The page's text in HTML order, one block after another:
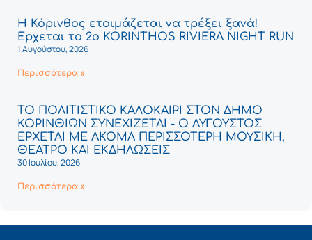
Η Κόρινθος ετοιμάζεται να τρέξει ξανά!
Έρχεται το 2ο KORINTHOS RIVIERA NIGHT RUN
1 Αυγούστου, 2026
Περισσότερα »
ΤΟ ΠΟΛΙΤΙΣΤΙΚΟ ΚΑΛΟΚΑΙΡΙ ΣΤΟΝ ΔΗΜΟ
ΚΟΡΙΝΘΙΩΝ ΣΥΝΕΧΙΖΕΤΑΙ - Ο ΑΥΓΟΥΣΤΟΣ
ΕΡΧΕΤΑΙ ΜΕ ΑΚΟΜΑ ΠΕΡΙΣΣΟΤΕΡΗ ΜΟΥΣΙΚΗ,
ΘΕΑΤΡΟ ΚΑΙ ΕΚΔΗΛΩΣΕΙΣ
30 Ιουλίου, 2026
Περισσότερα »